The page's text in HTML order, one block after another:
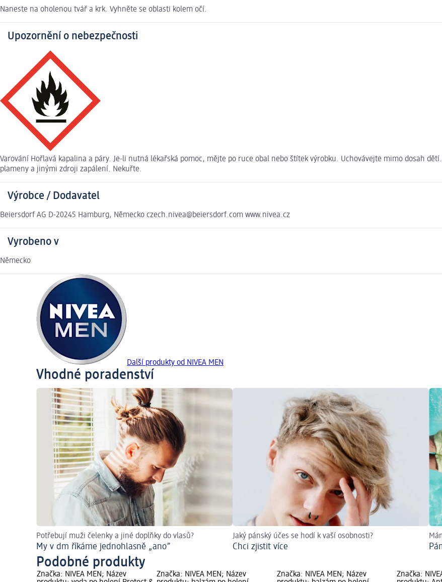
Naneste na oholenou tvář a krk. Vyhněte se oblasti kolem očí.
Upozornění o nebezpečnosti
Varování Hořlavá kapalina a páry. Je-li nutná lékařská pomoc, mějte po ruce obal nebo štítek výrobku. Uchovávejte mimo dosah
plameny a jinými zdroji zapálení. Nekuřte.
Výrobce / Dodavatel
Beiersdorf AG D-20245 Hamburg, Německo czech.nivea@beiersdorf.com www.nivea.cz
Vyrobeno v
Německo
Další produkty od NIVEA MEN
Vhodné poradenství
Potřebují muži čelenky a jiné doplňky do vlasů?
My v dm říkáme jednohlasně „ano”
Jaký pánský účes se hodí k vaší osobnosti?
Chci zjistit více
Podobné produkty
Značka: NIVEA MEN; Název
Značka: NIVEA MEN; Název
Značka: NIVEA MEN; Název
Značka: